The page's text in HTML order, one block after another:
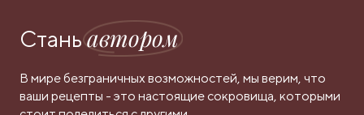
Станьавтором
В мире безграничных возможностей, мы верим, что
ваши рецепты - это настоящие сокровища, которыми